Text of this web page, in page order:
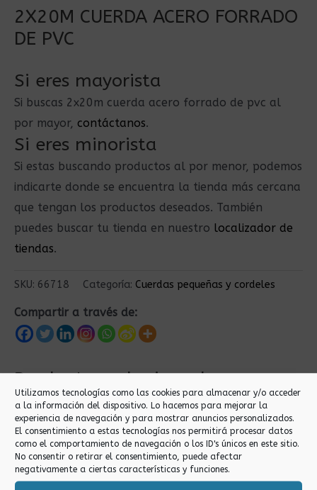
Utilizamos tecnologías como las cookies para almacenar y/o acceder
a la información del dispositivo. Lo hacemos para mejorar la
experiencia de navegación y para mostrar anuncios personalizados.
El consentimiento a estas tecnologías nos permitirá procesar datos
como el comportamiento de navegación o los ID's únicos en este sitio.
No consentir o retirar el consentimiento, puede afectar
negativamente a ciertas características y funciones.
2X20M CUERDA ACERO FORRADO
DE PVC
Si eres mayorista
Si buscas 2x20m cuerda acero forrado de pvc al
por mayor, contáctanos.
Si eres minorista
Si estas buscando productos al por menor, podemos
indicarte donde se encuentra la tienda más cercana
que tengan los productos deseados. También
puedes buscar tu tienda en nuestro localizador de
tiendas.
SKU: 66718 Categoría: Cuerdas pequeñas y cordeles
Compartir a través de:
Productos relacionados